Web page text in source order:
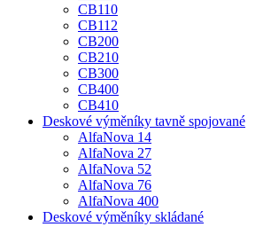
CB110
CB112
CB200
CB210
CB300
CB400
CB410
Deskové výměníky tavně spojované
AlfaNova 14
AlfaNova 27
AlfaNova 52
AlfaNova 76
AlfaNova 400
Deskové výměníky skládané